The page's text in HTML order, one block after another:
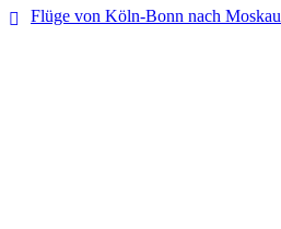
Flüge von Köln-Bonn nach Moskau